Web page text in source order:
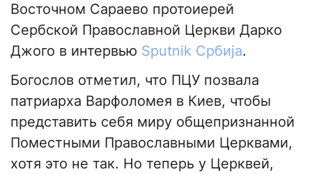
Восточном Сараево протоиерей
Сербской Православной Церкви Дарко
Джого в интервью Sputnik Србија.
Богослов отметил, что ПЦУ позвала
патриарха Варфоломея в Киев, чтобы
представить себя миру общепризнанной
Поместными Православными Церквами,
хотя это не так. Но теперь у Церквей,